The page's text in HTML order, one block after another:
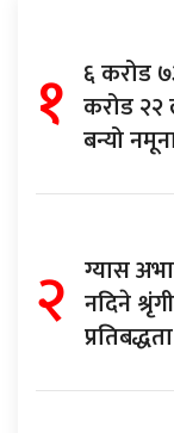
१ ६ करोड
करोड २२
बन्यो
२ ग्यास
नदिने
प्रतिबद्धता